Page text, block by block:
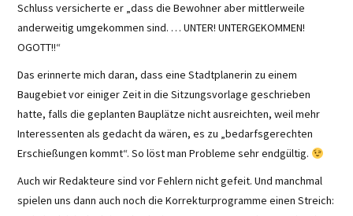
Schluss versicherte er „dass die Bewohner aber mittlerweile
anderweitig umgekommen sind. … UNTER! UNTERGEKOMMEN!
OGOTT!!“
Das erinnerte mich daran, dass eine Stadtplanerin zu einem
Baugebiet vor einiger Zeit in die Sitzungsvorlage geschrieben
hatte, falls die geplanten Bauplätze nicht ausreichten, weil mehr
Interessenten als gedacht da wären, es zu „bedarfsgerechten
Erschießungen kommt“. So löst man Probleme sehr endgültig.
Auch wir Redakteure sind vor Fehlern nicht gefeit. Und manchmal
spielen uns dann auch noch die Korrekturprogramme einen Streich: